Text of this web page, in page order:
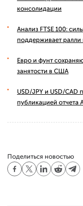
консолидации
Анализ FTSE 100:
поддерживает
Евро и фунт
занятости в США
USD/JPY и USD/
публикацией отчета
Поделиться новостью